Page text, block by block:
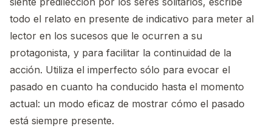
todo el relato en presente de indicativo para meter al
lector en los sucesos que le ocurren a su
protagonista, y para facilitar la continuidad de la
acción. Utiliza el imperfecto sólo para evocar el
pasado en cuanto ha conducido hasta el momento
actual: un modo eficaz de mostrar cómo el pasado
está siempre presente.